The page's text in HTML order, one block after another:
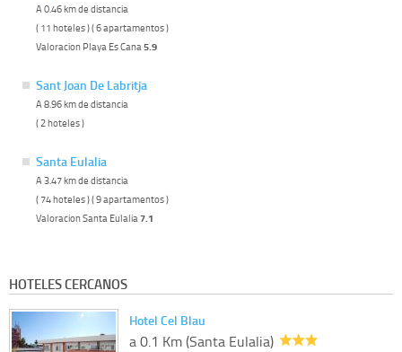
A 0.46 km de distancia
( 11 hoteles ) ( 6 apartamentos )
Valoracion Playa Es Cana 5.9
Sant Joan De Labritja
A 8.96 km de distancia
( 2 hoteles )
Santa Eulalia
A 3.47 km de distancia
( 74 hoteles ) ( 9 apartamentos )
Valoracion Santa Eulalia 7.1
HOTELES CERCANOS
Hotel Cel Blau
a 0.1 Km (Santa Eulalia)